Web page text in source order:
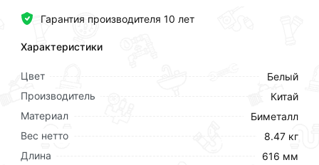
Гарантия производителя 10 лет
Характеристики
Цвет
Белый
Производитель
Китай
Материал
Биметалл
Вес нетто
8.47 кг
Длина
616 мм